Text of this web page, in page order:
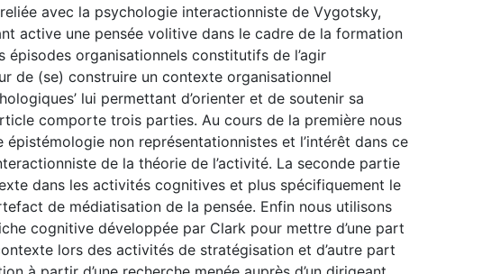
avec la psychologie interactionniste de Vygotsky,
active une pensée volitive dans le cadre de la formation
organisationnels constitutifs de l’agir
de (se) construire un contexte organisationnel
lui permettant d’orienter et de soutenir sa
comporte trois parties. Au cours de la première nous
épistémologie non représentationnistes et l’intérêt dans ce
de la théorie de l’activité. La seconde partie
dans les activités cognitives et plus spécifiquement le
de médiatisation de la pensée. Enfin nous utilisons
cognitive développée par Clark pour mettre d’une part
lors des activités de stratégisation et d’autre part